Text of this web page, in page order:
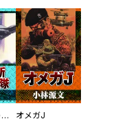
平成維新 戦う自衛隊 オメガJ